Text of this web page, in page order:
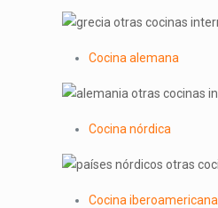
Cocina alemana
Cocina nórdica
Cocina iberoamericana